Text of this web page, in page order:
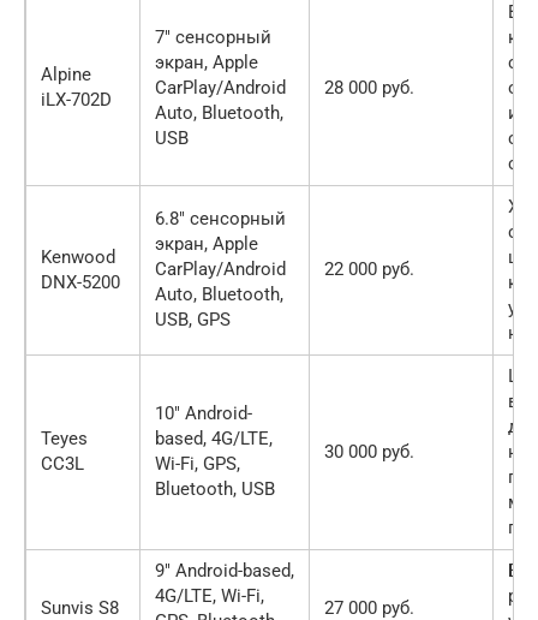
Alpine
iLX-702D
7″ сенсорный
экран, Apple
CarPlay/Android
Auto, Bluetooth,
USB
28 000 руб.
со
Kenwood
DNX-5200
6.8″ сенсорный
экран, Apple
CarPlay/Android
Auto, Bluetooth,
USB, GPS
22 000 руб.
Teyes
CC3L
10″ Android-
based, 4G/LTE,
Wi-Fi, GPS,
Bluetooth, USB
30 000 руб.
для
Sunvis S8
9″ Android-based,
4G/LTE, Wi-Fi,
27 000 руб.